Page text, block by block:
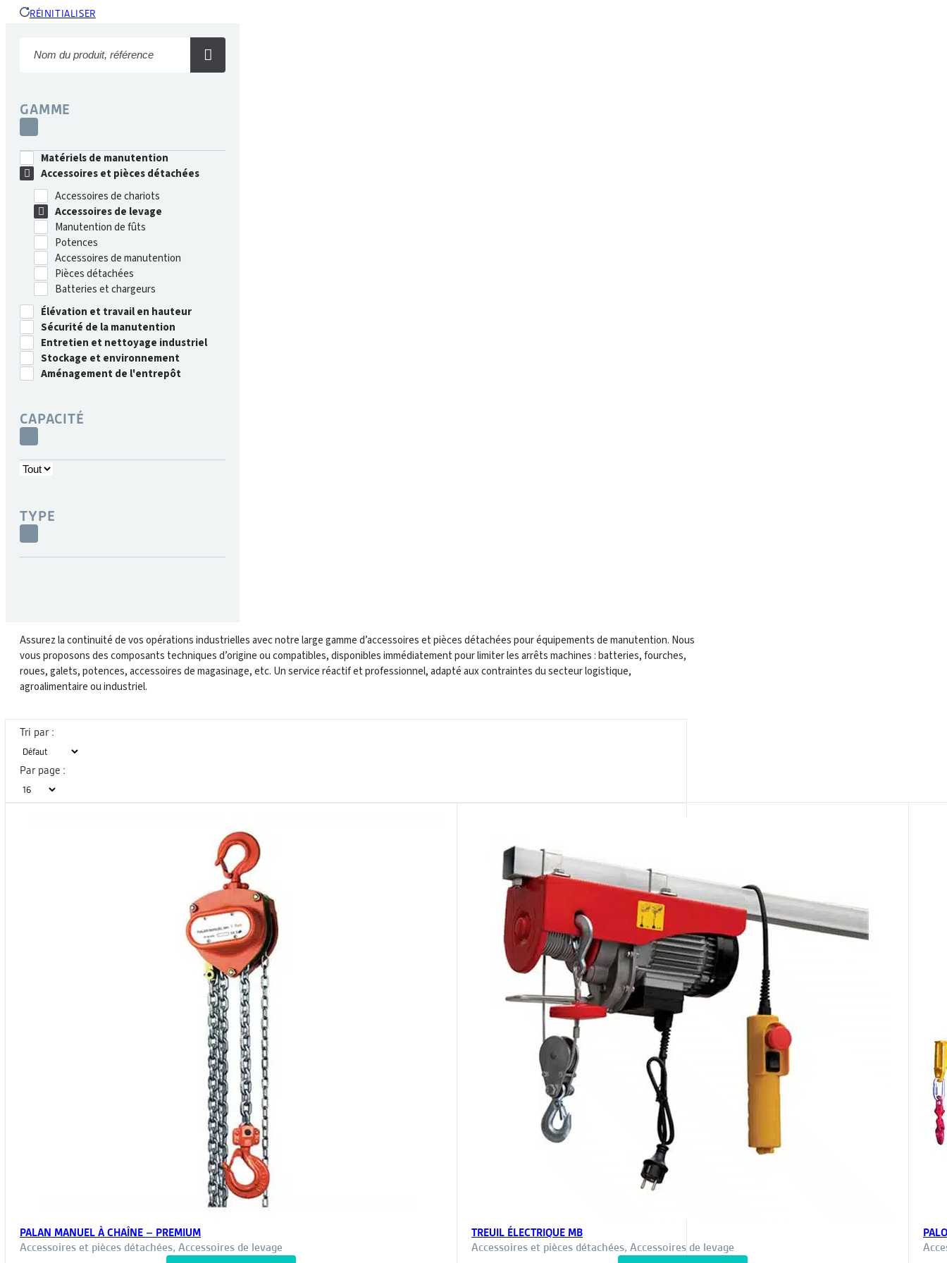
RÉINITIALISER
GAMME
Matériels de manutention
Accessoires et pièces détachées
Accessoires de chariots
Accessoires de levage
Manutention de fûts
Potences
Accessoires de manutention
Pièces détachées
Batteries et chargeurs
Élévation et travail en hauteur
Sécurité de la manutention
Entretien et nettoyage industriel
Stockage et environnement
Aménagement de l'entrepôt
CAPACITÉ
TYPE
Assurez la continuité de vos opérations industrielles avec notre large gamme d’accessoires et pièces détachées pour équipements de manutention. Nous
vous proposons des composants techniques d’origine ou compatibles, disponibles immédiatement pour limiter les arrêts machines : batteries, fourches,
roues, galets, potences, accessoires de magasinage, etc. Un service réactif et professionnel, adapté aux contraintes du secteur logistique,
agroalimentaire ou industriel.
Tri par :
Par page :
PALAN MANUEL À CHAÎNE – PREMIUM
Accessoires et pièces détachées, Accessoires de levage
TREUIL ÉLECTRIQUE MB
Accessoires et pièces détachées, Accessoires de levage